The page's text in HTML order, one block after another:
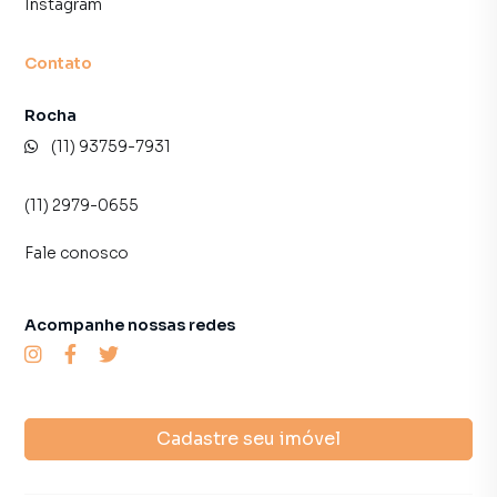
programadores, corretores treinados e uma central de
inquilinos.
Instagram
Contato
Rocha
(11) 93759-7931
(11) 2979-0655
Fale conosco
Cadastre seu imóvel
Acompanhe nossas redes